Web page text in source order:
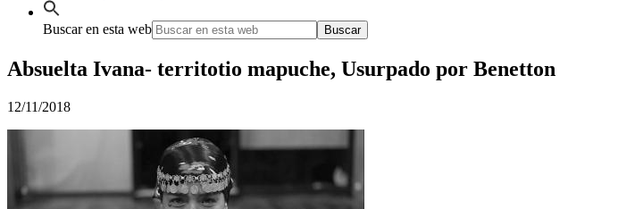
Buscar en esta web
Absuelta Ivana- territotio mapuche, Usurpado por Benetton
12/11/2018